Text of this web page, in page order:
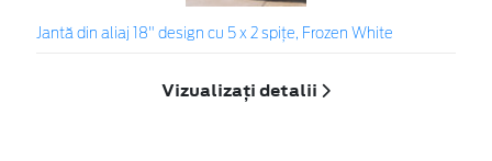
Jantă din aliaj 18" design cu 5 x 2 spițe, Frozen White
Vizualizați detalii